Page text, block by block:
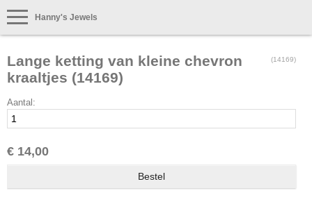
Hanny's Jewels
(14169)
Lange ketting van kleine chevron
kraaltjes (14169)
Aantal:
€ 14,00